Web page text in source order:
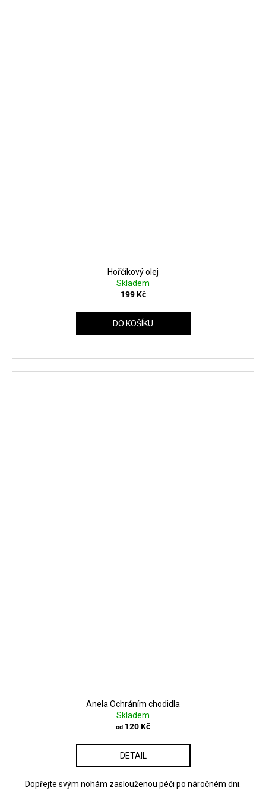
Hořčíkový olej
Skladem
199 Kč
DO KOŠÍKU
Anela Ochráním chodidla
Skladem
od 120 Kč
DETAIL
Dopřejte svým nohám zaslouženou péči po náročném dni.